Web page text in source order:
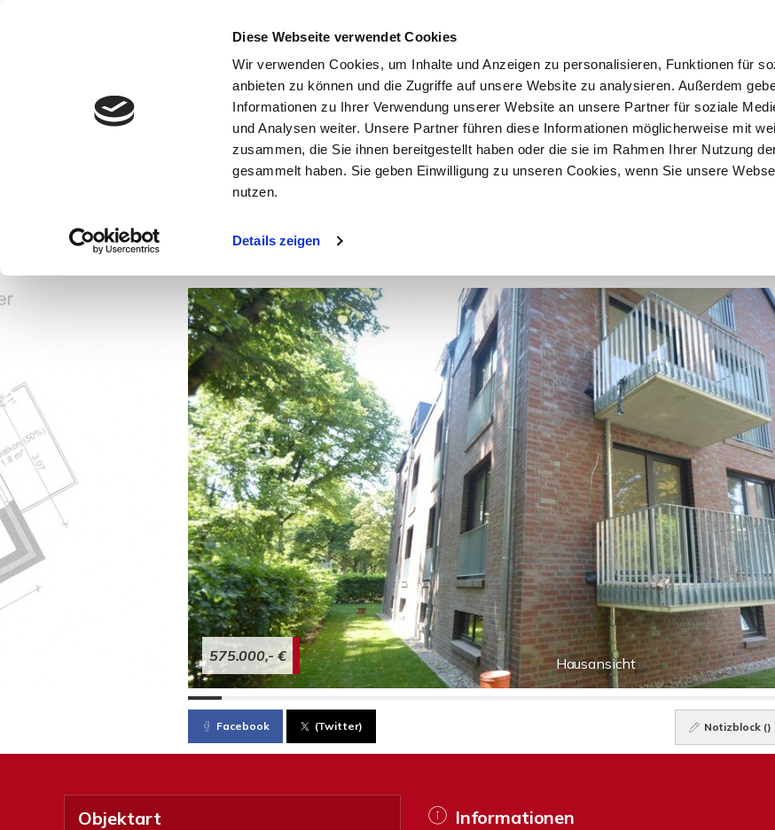
Diese Webseite verwendet Cookies
Wir verwenden Cookies, um Inhalte und Anzeigen zu personalisieren, Funktionen für
anbieten zu können und die Zugriffe auf unsere Website zu analysieren. Außerdem
Informationen zu Ihrer Verwendung unserer Website an unsere Partner für soziale
und Analysen weiter. Unsere Partner führen diese Informationen möglicherweise mit
zusammen, die Sie ihnen bereitgestellt haben oder die sie im Rahmen Ihrer Nutzung
gesammelt haben. Sie geben Einwilligung zu unseren Cookies, wenn Sie unsere
nutzen.
Details zeigen
START ÜBER F&K ANGEBOTE
2 3 4 5 6
Neubau, Energieklasse A+ und Wärmepumpe! Hochwertige
Hausansicht
575.000,- €
Facebook (Twitter) Notizblock ()
Objektart Informationen